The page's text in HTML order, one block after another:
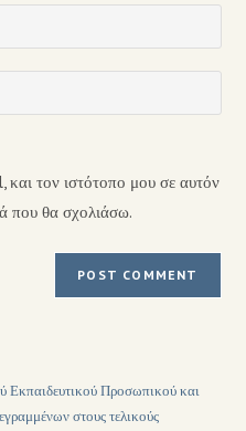
τον ιστότοπο μου σε αυτόν
που θα σχολιάσω.
Προσωπικού και
στους τελικούς